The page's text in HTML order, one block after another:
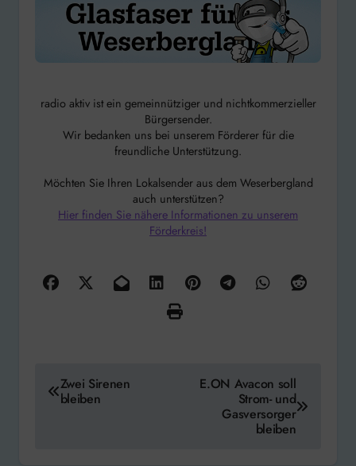
radio aktiv ist ein gemeinnütziger und nichtkommerzieller
Bürgersender.
Wir bedanken uns bei unserem Förderer für die
freundliche Unterstützung.
Möchten Sie Ihren Lokalsender aus dem Weserbergland
auch unterstützen?
Hier finden Sie nähere Informationen zu unserem
Förderkreis!
Zwei Sirenen
bleiben
E.ON Avacon soll
Strom- und
Gasversorger
bleiben